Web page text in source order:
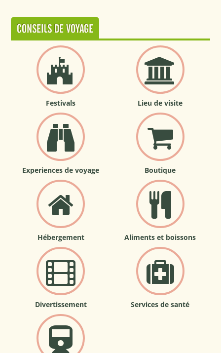
CONSEILS DE VOYAGE
Festivals Lieu de visite
Experiences de voyage Boutique
Hébergement Aliments et boissons
Divertissement Services de santé